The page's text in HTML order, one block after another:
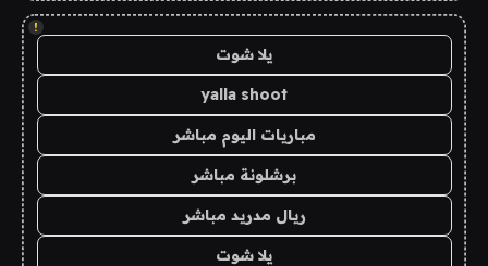
!
يلا شوت
yalla shoot
مباريات اليوم مباشر
برشلونة مباشر
ريال مدريد مباشر
يلا شوت